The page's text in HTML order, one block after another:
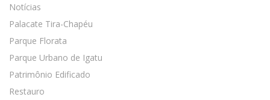
Notícias
Palacate Tira-Chapéu
Parque Florata
Parque Urbano de Igatu
Patrimônio Edificado
Restauro